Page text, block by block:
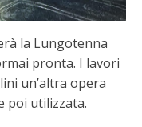
la Lungotenna
pronta. I lavori
un’altra opera
poi utilizzata.